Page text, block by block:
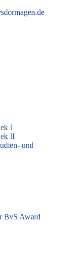
I
II
und
BvS Award